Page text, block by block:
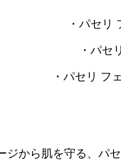
・パセリ
・パセ
・パセリ フ
から肌を守る、パ